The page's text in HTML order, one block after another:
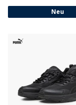
Neu